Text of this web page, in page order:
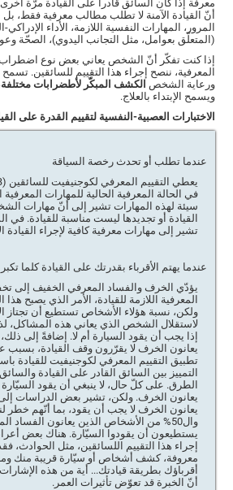
معرفة إذا كان السائق قادراً على القيادة مرّة
أنّ القيادة الآمنة لا تطلب مطالب معرفية فقط،
المرور، المهارات النفسية اللازمة، الأداء
(المتعلّق بعوامل، مثل التجانب اليدوي)، الصحّة
إذا كنت تفكّر أنّ الشخص يعاني بعض نوع اضطراب
المعرفية، ننصح إجراء هذا التقييم للسائقين. تسمح
ورعاية الشخص الكشف المبكّر لأطضرابات مختلفة
ويسمح الإبتداء بالعلاج.
الاختبارات العصبية-النفسية لتقييم القدرة على
عندما تطلب أو تحدث رخصة السياقة
في الحالة المعرفية الحالية للمهارات المعرفية
سيئة لهذه المهارات تشير إلى أنّ مهارات
القيادة أو تجديدها ليست مناسبة للقيادة. في
تشير إلى مهارات معرفية كافية لإجراء القيادة
عندما يهتم الأقرباء بقدرتك على القيادة كلما تكبر
يؤدّي الخرف والفساد المعرفي الخفيف إلى
المعرفية اللازمة للقيادة، الأمر الذي يصبح
ولكن، نسبة هؤلاء الأشخاص تستطيع أن تجتاز
لاستقلال الشخص الذي يعاني هذه المشاكل،
إذا يجب أن يقود السيارة أم لا. إضافةً إلى
يعانون الخرف لا يقرّرون وقف القيادة،
تطبيق التقييم المعرفي لكوجنيفيت للقيادة
التمييز بين السائق القادر على القيادة
الطرق. على كلّ حال، لا ينبغي أن يقود
يعانون الخرف. ولكن، تشير بعض الدراسات
يعانون الخرف لا يجب أن يقود، بما أنّهم خطر
وال50% من الأشخاص الذين يعانون الفساد
يستطيعون أن يقودوا السيّارة. هناك بعض
إجراء هذا التقييم اللسائقين، مثل الحوادث،
معروفة، كشف أشخاص أو سيّارة قريبة منك وما
أقرباؤك بطريقة قيادتك... أية من هذه الإشارات
أنّ الخبرة قد تعوّض تأثيرات العمر.